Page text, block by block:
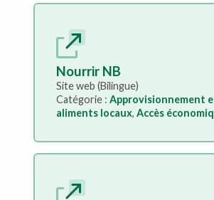
Nourrir NB
Site web (Bilingue)
Catégorie :Approvisionnement
aliments locaux,Accès